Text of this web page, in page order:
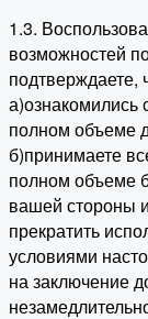
1.3.
возможностей
подтверждаете,
полном объеме
б)принимаете
полном объеме
вашей стороны
прекратить
условиями
на заключение